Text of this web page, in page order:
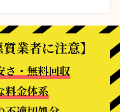
業者に注意】
さ・無料回収
料金体系